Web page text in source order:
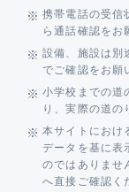
携帯電話の受信
ら通話確認をお
設備、施設は別
でご確認をお願
小学校までの道
り、実際の道の
本サイトにおけ
データを基に表
のではありませ
へ直接ご確認く